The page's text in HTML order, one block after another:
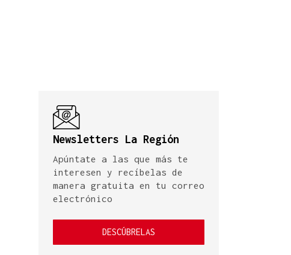
Newsletters La Región
Apúntate a las que más te
interesen y recíbelas de
manera gratuita en tu correo
electrónico
DESCÚBRELAS